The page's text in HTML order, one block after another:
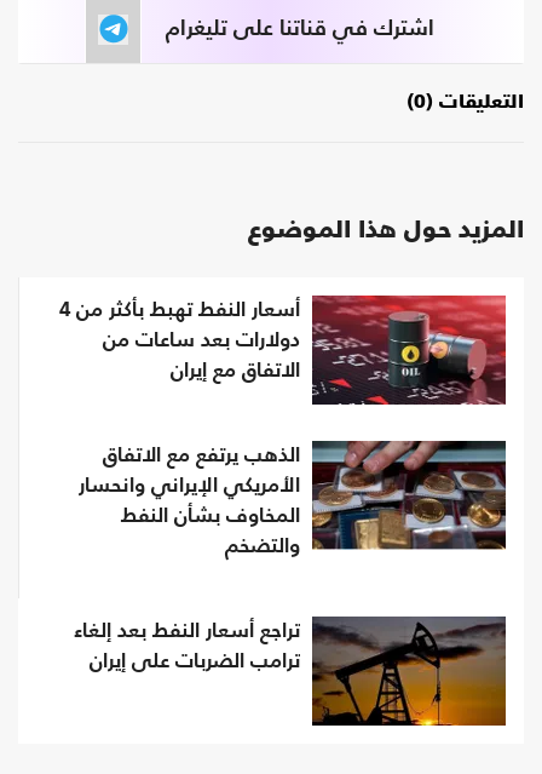
اشترك في قناتنا على تليغرام
التعليقات (0)
المزيد حول هذا الموضوع
أسعار النفط تهبط بأكثر من 4
دولارات بعد ساعات من
الاتفاق مع إيران
الذهب يرتفع مع الاتفاق
الأمريكي الإيراني وانحسار
المخاوف بشأن النفط
والتضخم
تراجع أسعار النفط بعد إلغاء
ترامب الضربات على إيران